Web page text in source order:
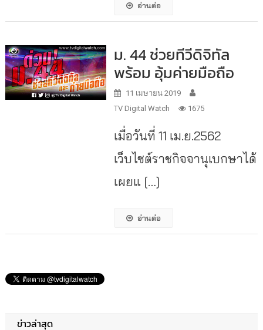
อ่านต่อ
ม. 44 ช่วยทีวีดิจิทัล
พร้อม อุ้มค่ายมือถือ
11 เมษายน 2019
TV Digital Watch
1675
เมื่อวันที่ 11 เม.ย.2562
เว็บไซต์ราชกิจจานุเบกษาได้
เผยแ […]
อ่านต่อ
ข่าวล่าสุด